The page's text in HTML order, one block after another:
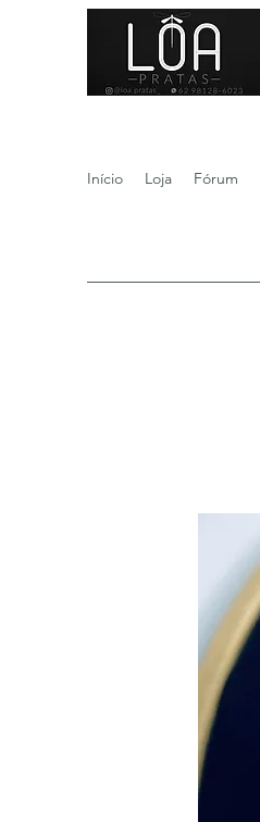
Início Loja Fórum